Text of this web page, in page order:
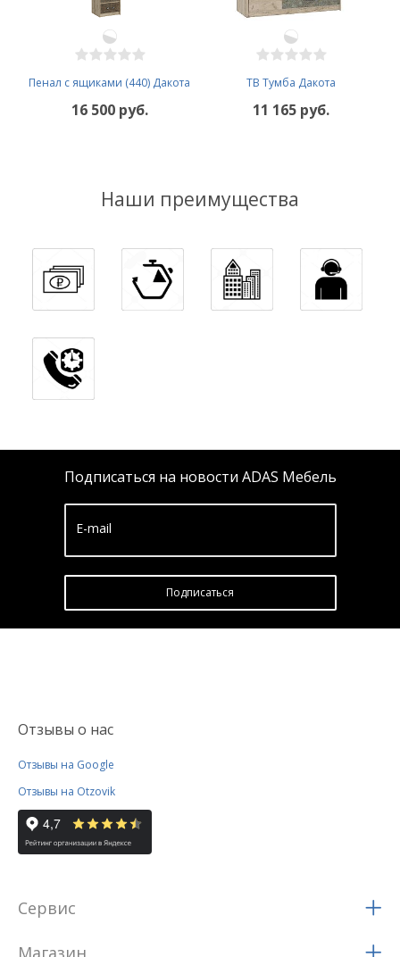
Пенал с ящиками (440) Дакота
16 500 руб.
ТВ Тумба Дакота
11 165 руб.
Наши преимущества
Подписаться на новости ADAS Мебель
E-mail
Подписатьcя
Отзывы о нас
Отзывы на Google
Отзывы на Otzovik
Сервис
Магазин